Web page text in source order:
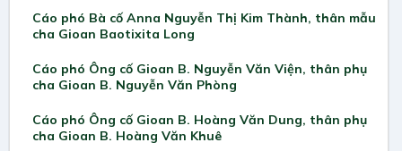
Cáo phó Bà cố Anna Nguyễn Thị Kim Thành, thân mẫu
cha Gioan Baotixita Long
Cáo phó Ông cố Gioan B. Nguyễn Văn Viện, thân phụ
cha Gioan B. Nguyễn Văn Phòng
Cáo phó Ông cố Gioan B. Hoàng Văn Dung, thân phụ
cha Gioan B. Hoàng Văn Khuê